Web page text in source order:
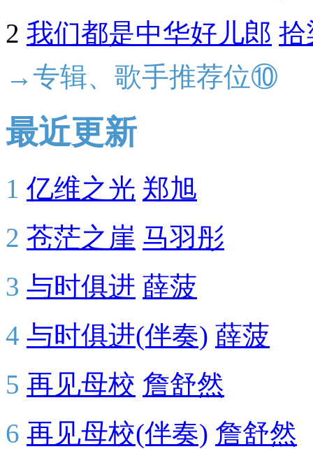
2 我们都是中华好儿郎 拾
→专辑、歌手推荐位⑩
最近更新
1 亿维之光 郑旭
2 苍茫之崖 马羽彤
3 与时俱进 薛菠
4 与时俱进(伴奏) 薛菠
5 再见母校 詹舒然
6 再见母校(伴奏) 詹舒然